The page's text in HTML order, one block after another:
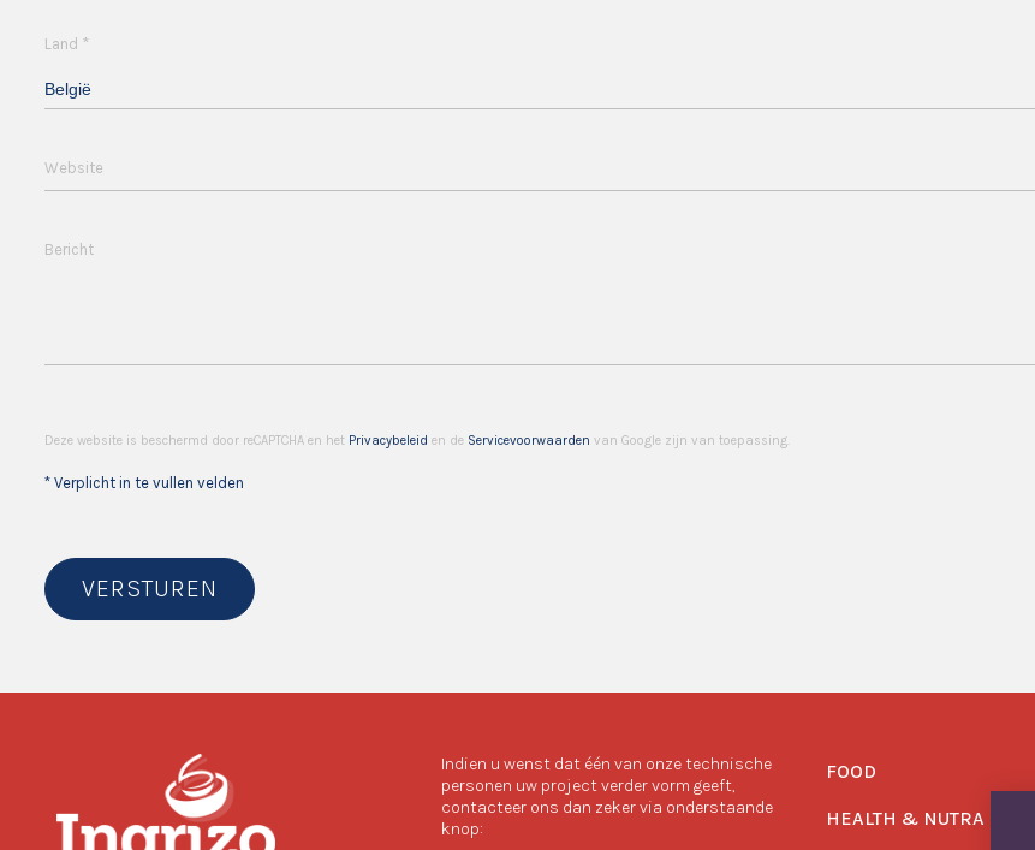
Land *
België
Website
Bericht
Deze website is beschermd door reCAPTCHA en het Privacybeleid en de Servicevoorwaarden van Google zijn van toepassing.
* Verplicht in te vullen velden
VERSTUREN
Indien u wenst dat één van onze technische
personen uw project verder vorm geeft,
contacteer ons dan zeker via onderstaande
knop:
FOOD
HEALTH & NUTRA